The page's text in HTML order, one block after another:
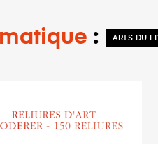
ARTS DU